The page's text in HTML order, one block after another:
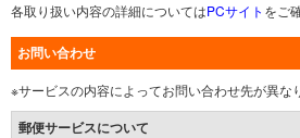
各取り扱い内容の詳細についてはPCサイト をご
お問い合わせ
※サービスの内容によってお問い合わせ先が異な
郵便サービスについて